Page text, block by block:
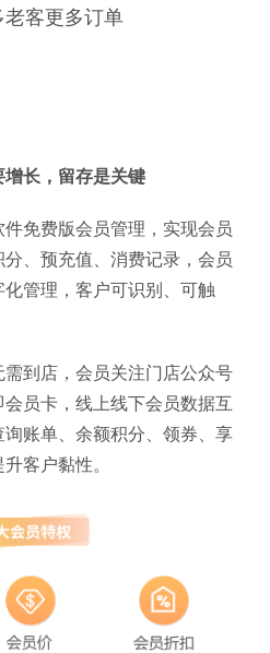
老客更多订单
长，留存是关键
免费版会员管理，实现会员
、预充值、消费记录，会员
管理，客户可识别、可触
到店，会员关注门店公众号
员卡，线上线下会员数据互
账单、余额积分、领券、享
客户黏性。